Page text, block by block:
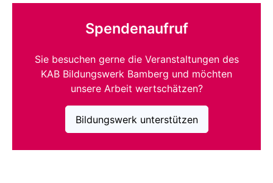
Spendenaufruf
Sie besuchen gerne die Veranstaltungen des
KAB Bildungswerk Bamberg und möchten
unsere Arbeit wertschätzen?
Bildungswerk unterstützen